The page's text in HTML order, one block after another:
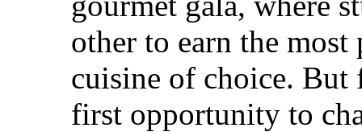
other to earn the
cuisine of choice. But
first opportunity to